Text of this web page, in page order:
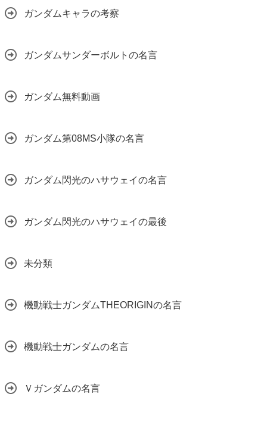
ガンダムキャラの考察
ガンダムサンダーボルトの名言
ガンダム無料動画
ガンダム第08MS小隊の名言
ガンダム閃光のハサウェイの名言
ガンダム閃光のハサウェイの最後
未分類
機動戦士ガンダムTHEORIGINの名言
機動戦士ガンダムの名言
Ｖガンダムの名言